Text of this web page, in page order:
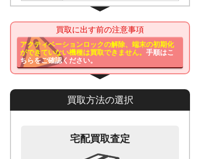
買取に出す前の注意事項
アクティベーションロックの解除、端末の初期化
ができていない機種は買取できません。手順はこ
ちらをご確認ください。
買取方法の選択
宅配買取査定